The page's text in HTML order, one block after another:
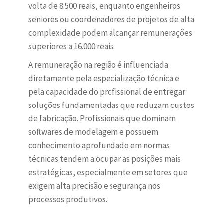
volta de 8.500 reais, enquanto engenheiros
seniores ou coordenadores de projetos de alta
complexidade podem alcançar remunerações
superiores a 16.000 reais.
A remuneração na região é influenciada
diretamente pela especialização técnica e
pela capacidade do profissional de entregar
soluções fundamentadas que reduzam custos
de fabricação. Profissionais que dominam
softwares de modelagem e possuem
conhecimento aprofundado em normas
técnicas tendem a ocupar as posições mais
estratégicas, especialmente em setores que
exigem alta precisão e segurança nos
processos produtivos.